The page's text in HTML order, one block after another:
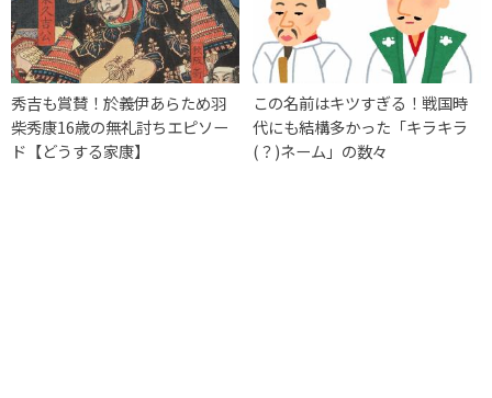
秀吉も賞賛！於義伊あらため羽
柴秀康16歳の無礼討ちエピソー
ド【どうする家康】
この名前はキツすぎる！戦国時
代にも結構多かった「キラキラ
(？)ネーム」の数々